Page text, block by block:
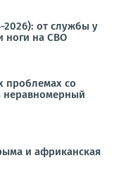
2026): от службы у
ноги на СВО
проблемах со
неравномерный
и африканская